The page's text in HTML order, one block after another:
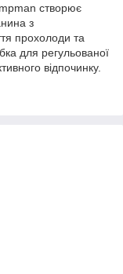
створює
з
прохолоди та
для регульованої
відпочинку.